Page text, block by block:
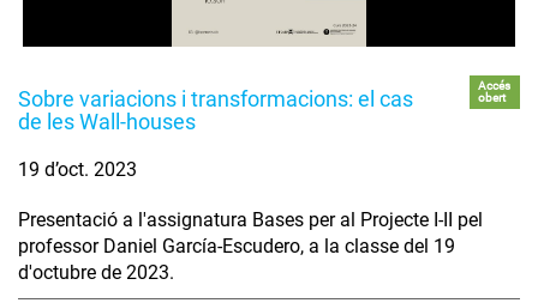
Sobre variacions i transformacions: el cas
de les Wall-houses
Accés
obert
19 d’oct. 2023
Presentació a l'assignatura Bases per al Projecte I-II pel
professor Daniel García-Escudero, a la classe del 19
d'octubre de 2023.